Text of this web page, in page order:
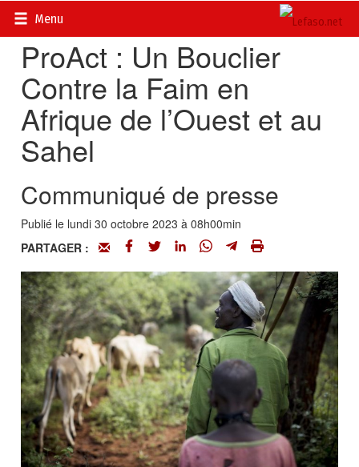
Menu
Accueil>
ProAct : Un Bouclier
Contre la Faim en
Afrique de l’Ouest et au
Sahel
Communiqué de presse
Publié le lundi 30 octobre 2023 à 08h00min
PARTAGER :